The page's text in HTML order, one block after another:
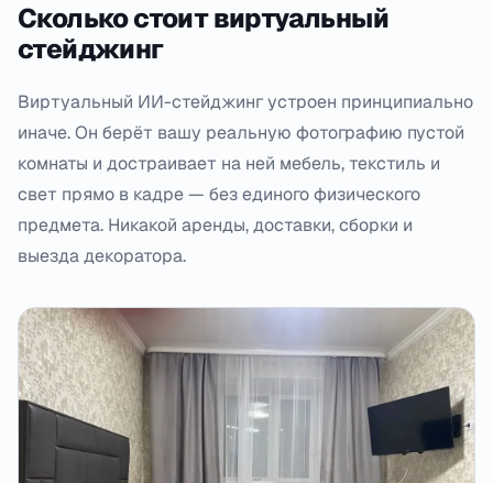
Сколько стоит виртуальный
стейджинг
Виртуальный ИИ-стейджинг устроен принципиально
иначе. Он берёт вашу реальную фотографию пустой
комнаты и достраивает на ней мебель, текстиль и
свет прямо в кадре — без единого физического
предмета. Никакой аренды, доставки, сборки и
выезда декоратора.